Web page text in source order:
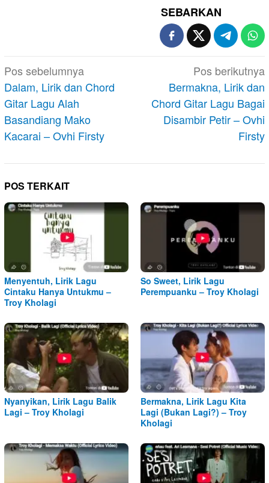
SEBARKAN
Navigasi
pos
Pos sebelumnya
Dalam, Lirik dan Chord
Gitar Lagu Alah
Basandiang Mako
Kacarai – Ovhi Firsty
Pos berikutnya
Bermakna, Lirik dan
Chord Gitar Lagu Bagai
Disambir Petir – Ovhi
Firsty
POS TERKAIT
Menyentuh, Lirik Lagu
Cintaku Hanya Untukmu –
Troy Kholagi
So Sweet, Lirik Lagu
Perempuanku – Troy Kholagi
Nyanyikan, Lirik Lagu Balik
Lagi – Troy Kholagi
Bermakna, Lirik Lagu Kita
Lagi (Bukan Lagi?) – Troy
Kholagi